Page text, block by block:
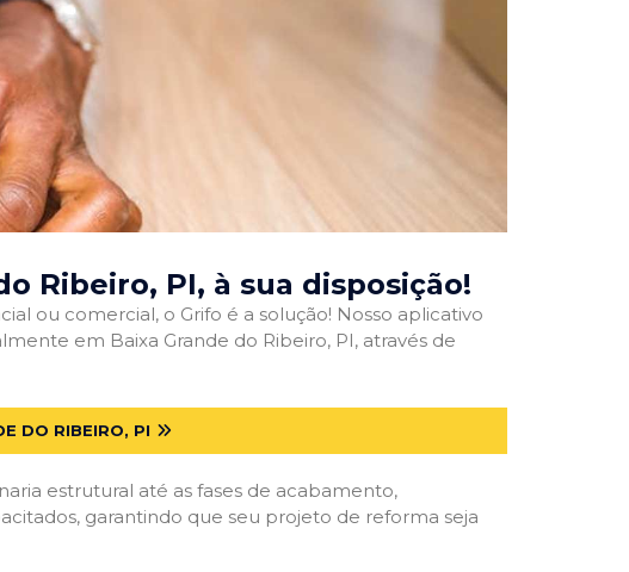
Ribeiro, PI, à sua disposição!
ou comercial, o Grifo é a solução! Nosso aplicativo
em Baixa Grande do Ribeiro, PI, através de
DO RIBEIRO, PI
estrutural até as fases de acabamento,
garantindo que seu projeto de reforma seja